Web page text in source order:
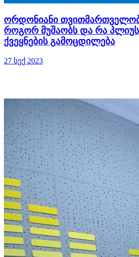
ორდონიანი
როგორ მუშაობს და რა
ქვეყნების გამოცდილება
27 სექ 2023